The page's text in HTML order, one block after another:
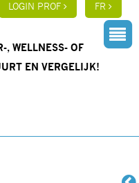
LOGIN PROF FR
, WELLNESS- OF
EN VERGELIJK!